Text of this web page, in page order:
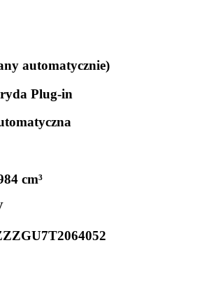
automatycznie)
Plug-in
cm³